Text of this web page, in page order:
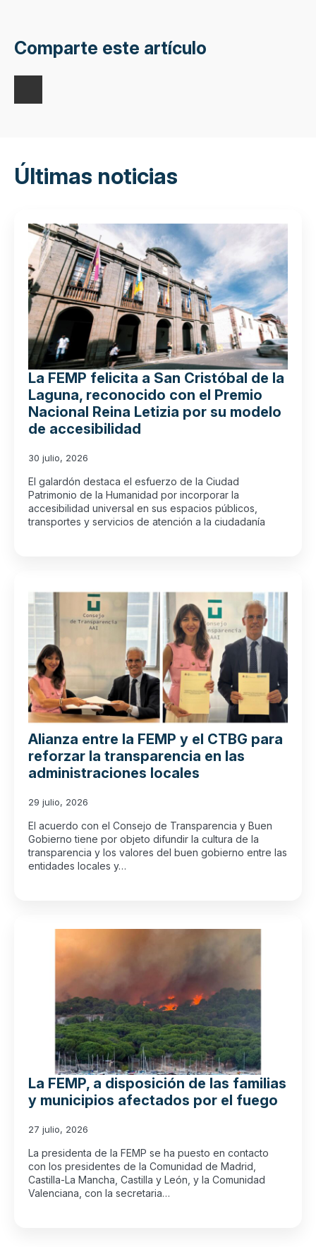
Comparte este artículo
Últimas noticias
La FEMP felicita a San Cristóbal de la
Laguna, reconocido con el Premio
Nacional Reina Letizia por su modelo
de accesibilidad
30 julio, 2026
El galardón destaca el esfuerzo de la Ciudad
Patrimonio de la Humanidad por incorporar la
accesibilidad universal en sus espacios públicos,
transportes y servicios de atención a la ciudadanía
Alianza entre la FEMP y el CTBG para
reforzar la transparencia en las
administraciones locales
29 julio, 2026
El acuerdo con el Consejo de Transparencia y Buen
Gobierno tiene por objeto difundir la cultura de la
transparencia y los valores del buen gobierno entre las
entidades locales y…
La FEMP, a disposición de las familias
y municipios afectados por el fuego
27 julio, 2026
La presidenta de la FEMP se ha puesto en contacto
con los presidentes de la Comunidad de Madrid,
Castilla-La Mancha, Castilla y León, y la Comunidad
Valenciana, con la secretaria…